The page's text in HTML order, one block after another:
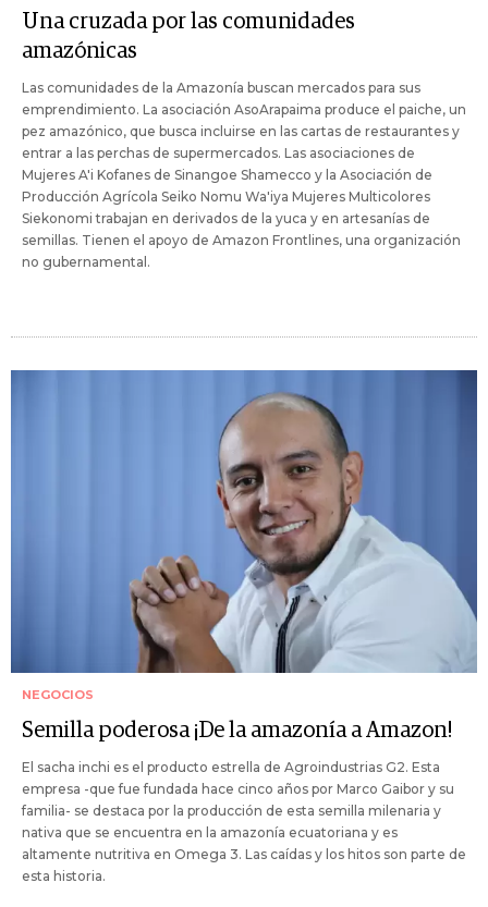
Una cruzada por las comunidades
amazónicas
Las comunidades de la Amazonía buscan mercados para sus
emprendimiento. La asociación AsoArapaima produce el paiche, un
pez amazónico, que busca incluirse en las cartas de restaurantes y
entrar a las perchas de supermercados. Las asociaciones de
Mujeres A'i Kofanes de Sinangoe Shamecco y la Asociación de
Producción Agrícola Seiko Nomu Wa'iya Mujeres Multicolores
Siekonomi trabajan en derivados de la yuca y en artesanías de
semillas. Tienen el apoyo de Amazon Frontlines, una organización
no gubernamental.
NEGOCIOS
Semilla poderosa ¡De la amazonía a Amazon!
El sacha inchi es el producto estrella de Agroindustrias G2. Esta
empresa -que fue fundada hace cinco años por Marco Gaibor y su
familia- se destaca por la producción de esta semilla milenaria y
nativa que se encuentra en la amazonía ecuatoriana y es
altamente nutritiva en Omega 3. Las caídas y los hitos son parte de
esta historia.